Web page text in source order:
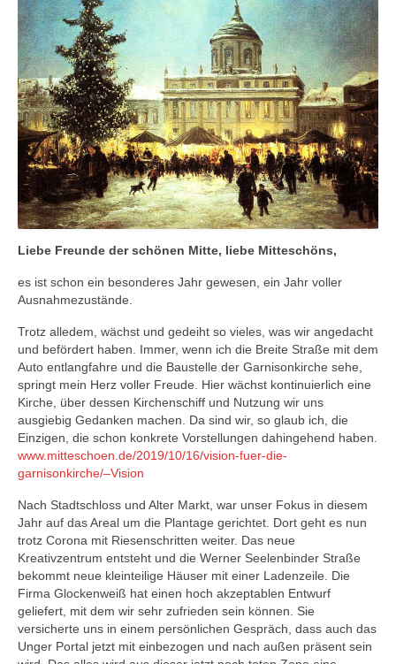
Blog
Kontakt
Liebe Freunde der schönen Mitte, liebe Mitteschöns,
es ist schon ein besonderes Jahr gewesen, ein Jahr voller
Ausnahmezustände.
Trotz alledem, wächst und gedeiht so vieles, was wir angedacht
und befördert haben. Immer, wenn ich die Breite Straße mit dem
Auto entlangfahre und die Baustelle der Garnisonkirche sehe,
springt mein Herz voller Freude. Hier wächst kontinuierlich eine
Kirche, über dessen Kirchenschiff und Nutzung wir uns
ausgiebig Gedanken machen. Da sind wir, so glaub ich, die
Einzigen, die schon konkrete Vorstellungen dahingehend haben.
www.mitteschoen.de/2019/10/16/vision-fuer-die-
garnisonkirche/–Vision
Nach Stadtschloss und Alter Markt, war unser Fokus in diesem
Jahr auf das Areal um die Plantage gerichtet. Dort geht es nun
trotz Corona mit Riesenschritten weiter. Das neue
Kreativzentrum entsteht und die Werner Seelenbinder Straße
bekommt neue kleinteilige Häuser mit einer Ladenzeile. Die
Firma Glockenweiß hat einen hoch akzeptablen Entwurf
geliefert, mit dem wir sehr zufrieden sein können. Sie
versicherte uns in einem persönlichen Gespräch, dass auch das
Unger Portal jetzt mit einbezogen und nach außen präsent sein